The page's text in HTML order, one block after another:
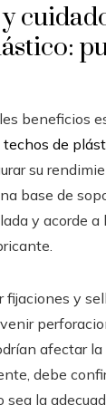
beneficios
de
su
base de
y acorde a
fijaciones y
afectar
debe
la